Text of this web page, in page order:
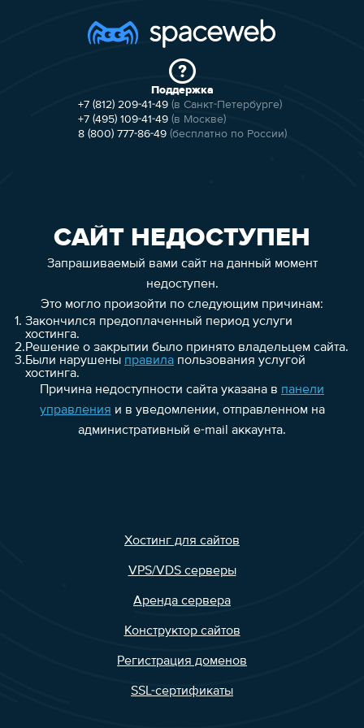
Поддержка
+7 (812) 209-41-49 (в Санкт-Петербурге)
+7 (495) 109-41-49 (в Москве)
8 (800) 777-86-49 (бесплатно по России)
САЙТ НЕДОСТУПЕН
Запрашиваемый вами сайт на данный момент
недоступен.
Это могло произойти по следующим причинам:
1. Закончился предоплаченный период услуги
хостинга.
2.Решение о закрытии было принято владельцем сайта.
3.Были нарушены правилапользования услугой
хостинга.
Причина недоступности сайта указана в панели
управления и в уведомлении, отправленном на
административный e-mail аккаунта.
Хостинг для сайтов
VPS/VDS серверы
Аренда сервера
Конструктор сайтов
Регистрация доменов
SSL-сертификаты